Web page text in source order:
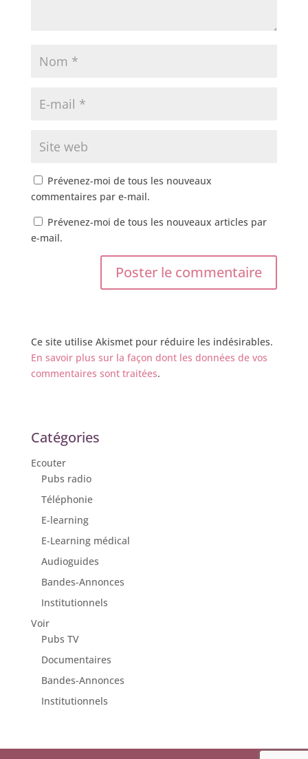
Prévenez-moi de tous les nouveaux
commentaires par e-mail.
Prévenez-moi de tous les nouveaux articles par
e-mail.
Ce site utilise Akismet pour réduire les indésirables.
En savoir plus sur la façon dont les données de vos
commentaires sont traitées.
Catégories
Ecouter
Pubs radio
Téléphonie
E-learning
E-Learning médical
Audioguides
Bandes-Annonces
Institutionnels
Voir
Pubs TV
Documentaires
Bandes-Annonces
Institutionnels